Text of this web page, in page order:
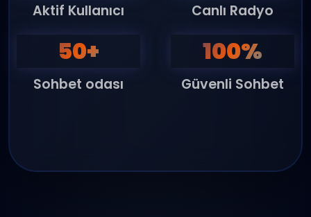
Aktif Kullanıcı Canlı Radyo
50+
Sohbet odası
100%
Güvenli Sohbet